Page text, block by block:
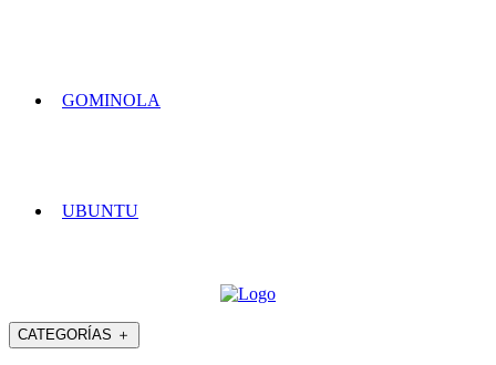
GOMINOLA
UBUNTU
CATEGORÍAS ＋